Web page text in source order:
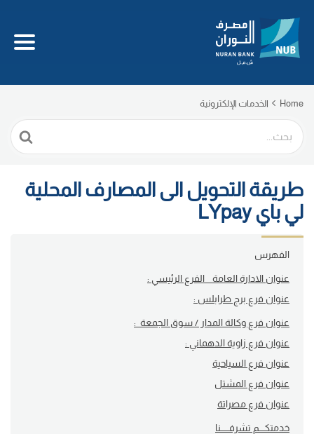
Home الخدمات الإلكترونية
Search
For
طريقة التحويل الى المصارف المحلية
لي باي LYpay
الفهرس
عنوان الادارة العامة _ الفرع الرئيسي :
عنوان فرع برج طرابلس :
عنوان فرع وكالة المدار / سوق الجمعة :
عنوان فرع زاوية الدهماني :
عنوان فرع السياحية
عنوان فرع المشتل
عنوان فرع مصراتة
خدمتكــــم تشرفــــــنا